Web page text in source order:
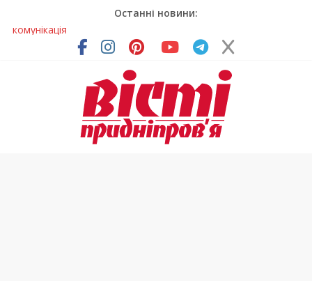
Останні новини:
Лікар – на екрані: Як працюють телемедичні центри на
Дніпропетровщині
У Дніпрі триває масштабна підготовка до опалювального
Пошуки тривають: на Дніпропетровщині досліджують місце
розташування легендарного монастиря (Фото)
Ветерани Дніпропетровщини отримують шанс на власне